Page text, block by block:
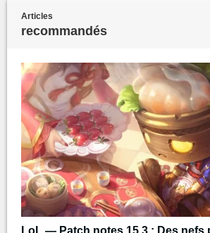
Articles
recommandés
LoL — Patch notes 15.3 : Des nefs